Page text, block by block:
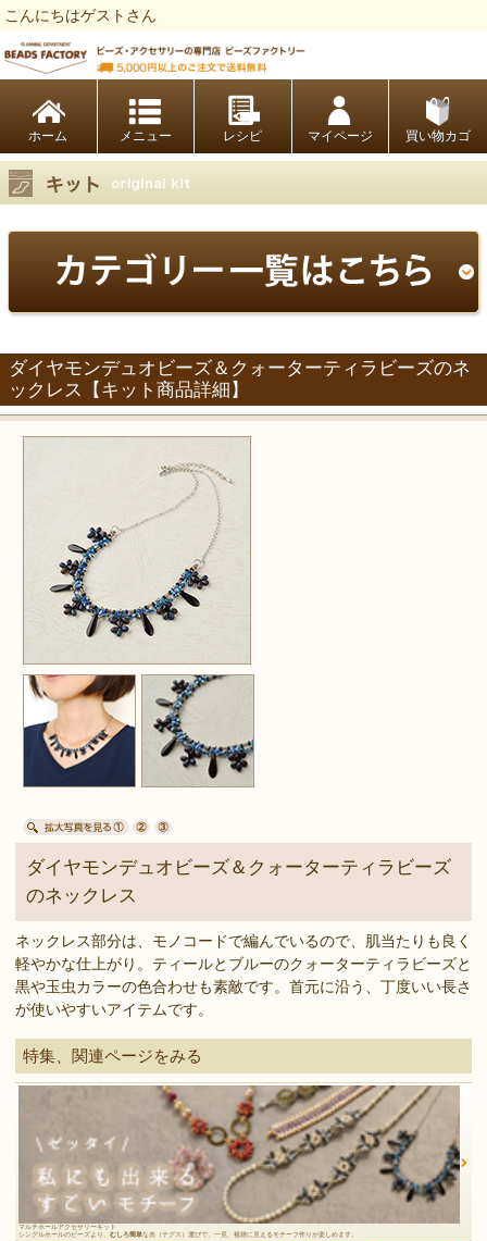
こんにちはゲストさん
ホーム レシピ マイページ 買い物カゴ
ダイヤモンデュオビーズ＆クォーターティラビーズのネ
ックレス【キット商品詳細】
ダイヤモンデュオビーズ＆クォーターティラビーズ
のネックレス
ネックレス部分は、モノコードで編んでいるので、肌当たりも良く
軽やかな仕上がり。ティールとブルーのクォーターティラビーズと
黒や玉虫カラーの色合わせも素敵です。首元に沿う、丁度いい長さ
が使いやすいアイテムです。
特集、関連ページをみる
マルチホールアクセサリーキット
シングルホールのビーズより、 むしろ簡単な糸（テグス）運びで、一見、複雑に見えるモチーフ作りが楽しめます。